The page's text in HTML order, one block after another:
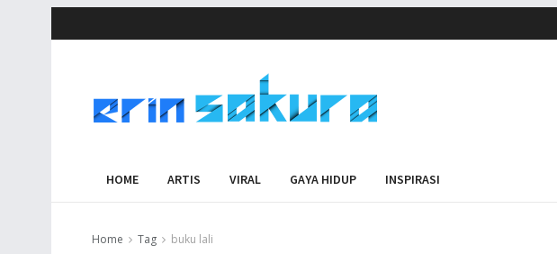
HOME ARTIS VIRAL GAYA HIDUP INSPIRASI
Home Tag buku lali